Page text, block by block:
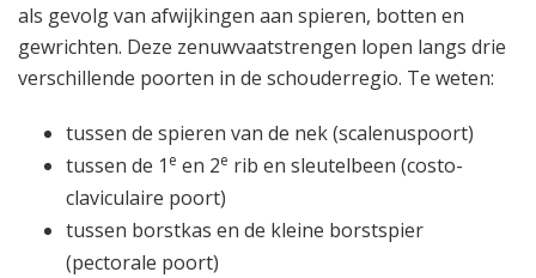
als gevolg van afwijkingen aan spieren, botten en
gewrichten. Deze zenuwvaatstrengen lopen langs drie
verschillende poorten in de schouderregio. Te weten:
tussen de spieren van de nek (scalenuspoort)
tussen de 1 e en 2e rib en sleutelbeen (costo-
claviculaire poort)
tussen borstkas en de kleine borstspier
(pectorale poort)